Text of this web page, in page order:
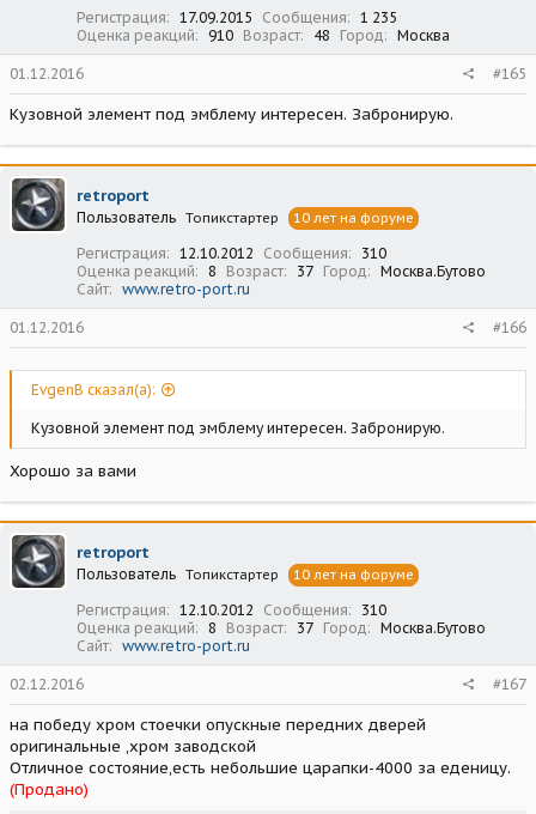
Регистрация 17.09.2015 Сообщения
1 235
Оценка реакций
910 Возраст 48 Город Москва
01.12.2016 #165
Кузовной элемент под эмблему интересен. Забронирую.
retroport
Пользователь Топикстартер 10 лет на форуме
Регистрация 12.10.2012 Сообщения
310
Оценка реакций
8 Возраст 37 Город
Москва.Бутово
Сайт
www.retro-port.ru
01.12.2016 #166
EvgenB сказал(а):
Кузовной элемент под эмблему интересен. Забронирую.
Хорошо за вами
retroport
Пользователь Топикстартер 10 лет на форуме
Регистрация 12.10.2012 Сообщения
310
Оценка реакций
8 Возраст 37 Город
Москва.Бутово
Сайт
www.retro-port.ru
02.12.2016 #167
на победу хром стоечки опускные передних дверей
оригинальные ,хром заводской
Отличное состояние,есть небольшие царапки-4000 за еденицу.
(Продано)